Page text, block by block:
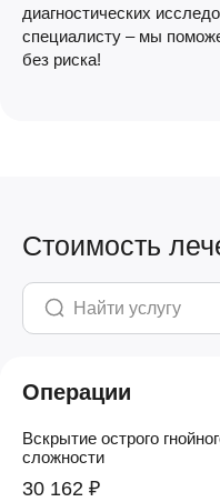
диагностических
специалисту – мы
без риска!
Стоимость
Операции
Вскрытие острого
сложности
30 162 ₽